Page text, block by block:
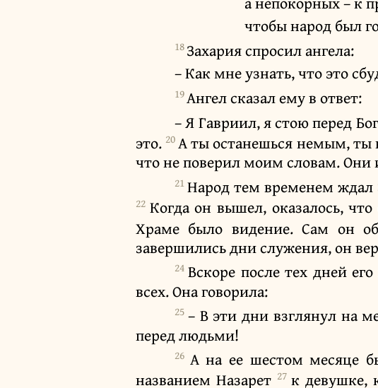
чтобы народ был
18Захария спросил ангела:
– Как мне узнать, что это
19Ангел сказал ему в ответ:
– Я Гавриил, я стою перед
это. 20А ты останешься немым, ты
что не поверил моим словам. Они
21Народ тем временем ждал
22 Когда он вышел, оказалось,
Храме было видение. Сам он
завершились дни служения, он
24Вскоре после тех дней
всех. Она говорила:
25 – В эти дни взглянул на
перед людьми!
26 А на ее шестом месяце
названием Назарет 27к девушке,